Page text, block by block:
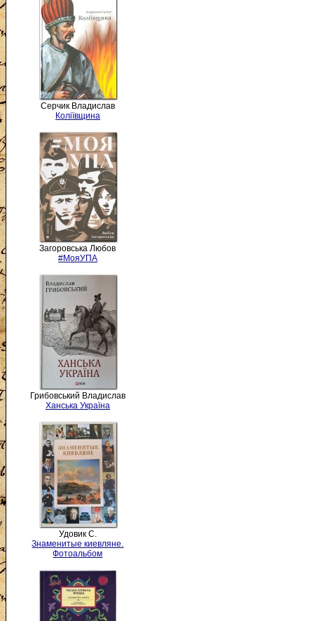
Серчик Владислав
Коліївщина
Загоровська Любов
#МояУПА
Грибовський Владислав
Ханська Україна
Удовик С.
Знаменитые киевляне.
Фотоальбом